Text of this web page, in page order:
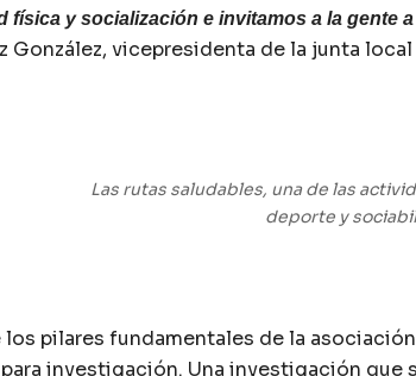
física y socialización e invitamos a la gente
González, vicepresidenta de la junta
Las rutas saludables, una de las
deporte y
pilares fundamentales de la
investigación. Una investigación que